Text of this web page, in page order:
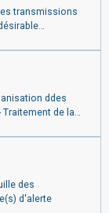
ddes
des
d'alerte